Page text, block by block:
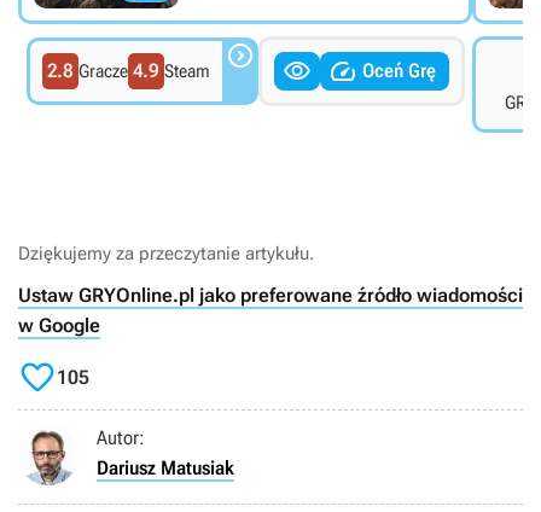
2.8 Gracze 4.9 Steam    Oceń Grę
Dziękujemy za przeczytanie artykułu.
Ustaw GRYOnline.pl jako preferowane źródło wiadomości
w Google
105
Autor:
Dariusz Matusiak